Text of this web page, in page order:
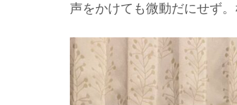
声をかけても微動だにせず